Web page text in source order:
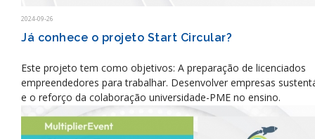
2024-09-26
Já conhece o projeto Start Circular?
Este projeto tem como objetivos: A preparação de licenciados
empreendedores para trabalhar. Desenvolver empresas
e o reforço da colaboração universidade-PME no ensino.